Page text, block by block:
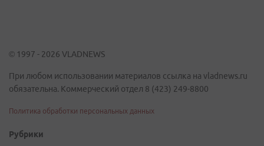
© 1997 - 2026 VLADNEWS
При любом использовании материалов ссылка на vladnews.ru
обязательна. Коммерческий отдел 8 (423) 249-8800
Политика обработки персональных данных
Рубрики